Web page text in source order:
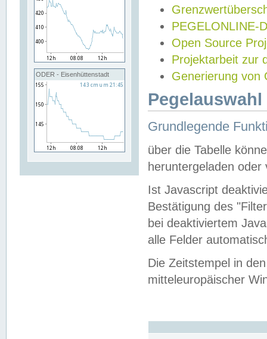
ODER - Eisenhüttenstadt
PEGELONLINE-
Open Source
Projektarbeit zur
Generierung von
Grundlegende
über die Tabelle
heruntergeladen oder
Ist Javascript
Bestätigung des
bei deaktiviertem
alle Felder
Die Zeitstempel in
mitteleuropäischer